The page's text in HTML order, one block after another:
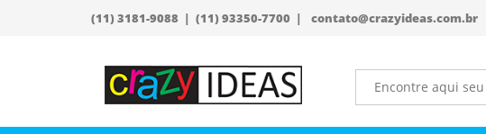
(11) 3181-9088 | (11) 93350-7700 | contato@crazyideas.com.br